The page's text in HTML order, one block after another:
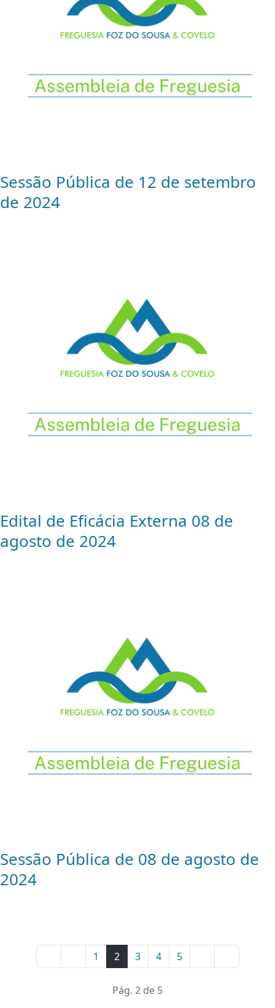
Sessão Pública de 12 de setembro
de 2024
Edital de Eficácia Externa 08 de
agosto de 2024
Sessão Pública de 08 de agosto de
2024
1 2 3 4 5
Pág. 2 de 5